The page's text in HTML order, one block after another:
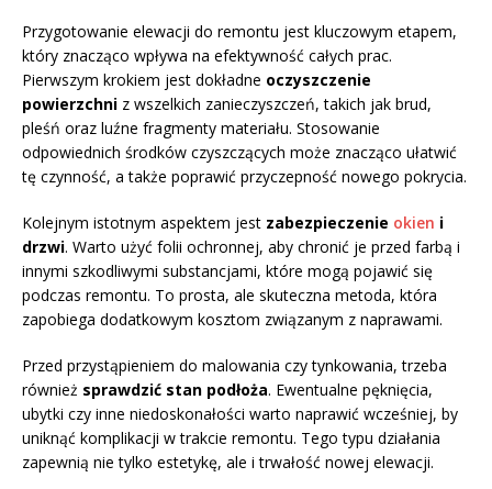
Przygotowanie elewacji do remontu jest kluczowym etapem,
który znacząco wpływa na efektywność całych prac.
Pierwszym krokiem jest dokładne oczyszczenie
powierzchni z wszelkich zanieczyszczeń, takich jak brud,
pleśń oraz luźne fragmenty materiału. Stosowanie
odpowiednich środków czyszczących może znacząco ułatwić
tę czynność, a także poprawić przyczepność nowego pokrycia.
Kolejnym istotnym aspektem jest zabezpieczenie okien i
drzwi. Warto użyć folii ochronnej, aby chronić je przed farbą i
innymi szkodliwymi substancjami, które mogą pojawić się
podczas remontu. To prosta, ale skuteczna metoda, która
zapobiega dodatkowym kosztom związanym z naprawami.
Przed przystąpieniem do malowania czy tynkowania, trzeba
również sprawdzić stan podłoża. Ewentualne pęknięcia,
ubytki czy inne niedoskonałości warto naprawić wcześniej, by
uniknąć komplikacji w trakcie remontu. Tego typu działania
zapewnią nie tylko estetykę, ale i trwałość nowej elewacji.